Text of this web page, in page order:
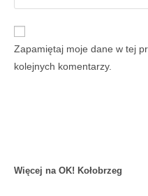
Zapamiętaj moje dane w tej
kolejnych komentarzy.
Więcej na OK! Kołobrzeg